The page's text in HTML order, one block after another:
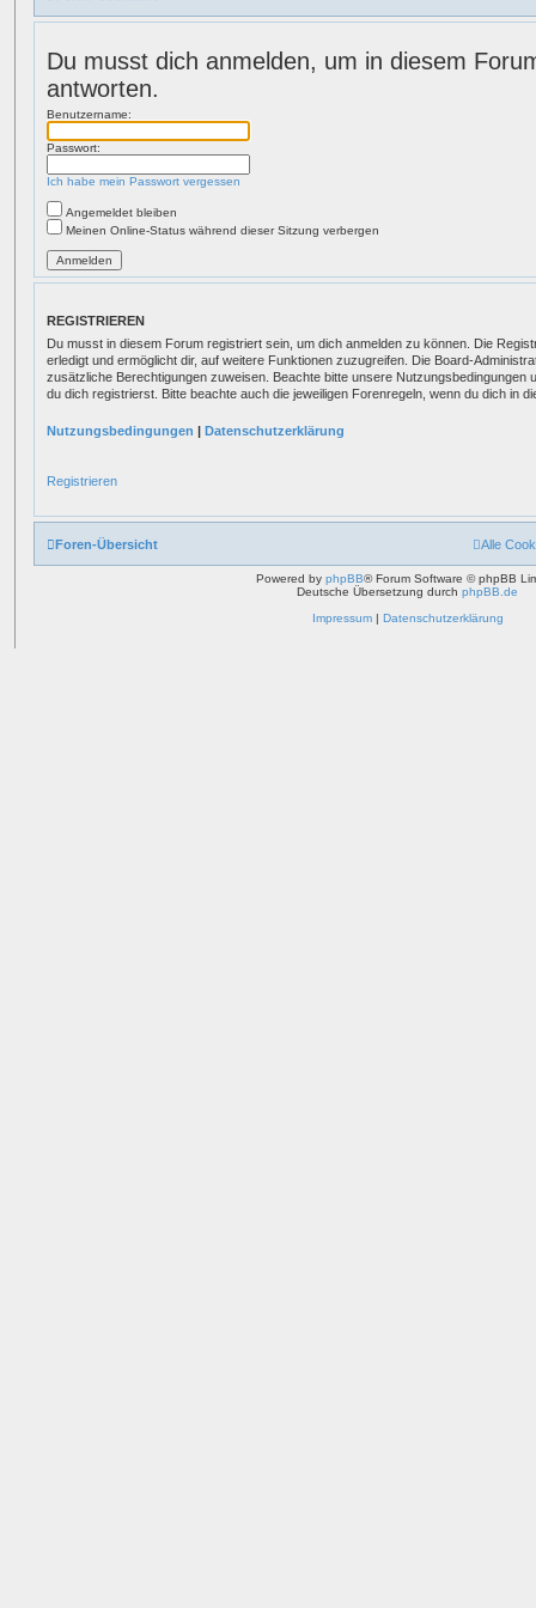
Du musst dich anmelden, um in diesem
antworten.
Benutzername:
Passwort:
Ich habe mein Passwort vergessen
Angemeldet bleiben
Meinen Online-Status während dieser Sitzung verbergen
REGISTRIEREN
Du musst in diesem Forum registriert sein, um dich anmelden zu können. Die
erledigt und ermöglicht dir, auf weitere Funktionen zuzugreifen. Die Board-
zusätzliche Berechtigungen zuweisen. Beachte bitte unsere Nutzungsbedingungen
du dich registrierst. Bitte beachte auch die jeweiligen Forenregeln, wenn du dich in
Nutzungsbedingungen | Datenschutzerklärung
Registrieren
Foren-Übersicht Alle
Powered by phpBB® Forum Software © phpBB
Deutsche Übersetzung durch phpBB.de
Impressum| Datenschutzerklärung